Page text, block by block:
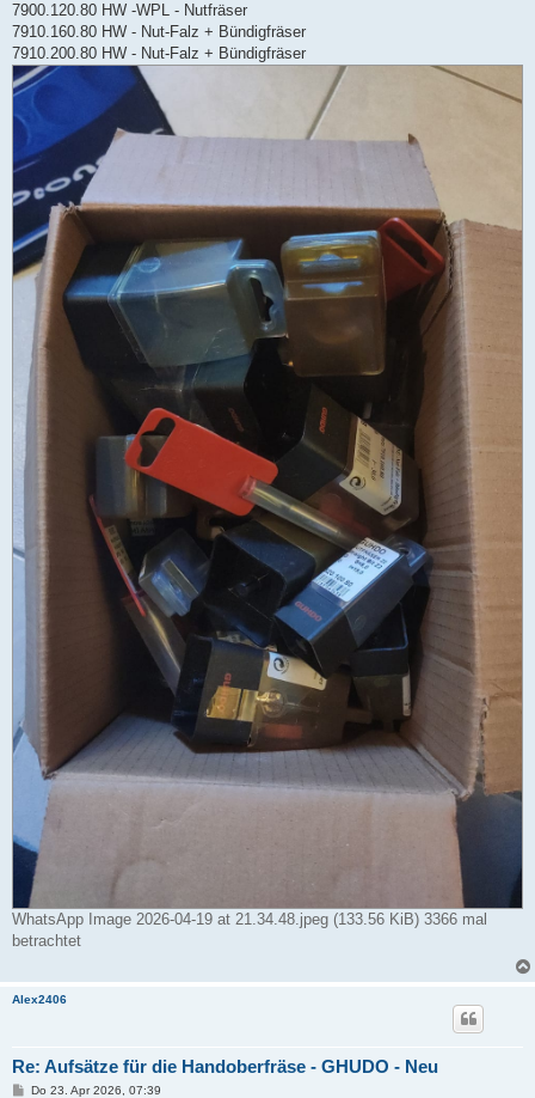
7900.120.80 HW -WPL - Nutfräser
7910.160.80 HW - Nut-Falz + Bündigfräser
7910.200.80 HW - Nut-Falz + Bündigfräser
WhatsApp Image 2026-04-19 at 21.34.48.jpeg (133.56 KiB) 3366 mal
betrachtet
Alex2406
Re: Aufsätze für die Handoberfräse - GHUDO - Neu
BDo 23. Apr 2026, 07:39